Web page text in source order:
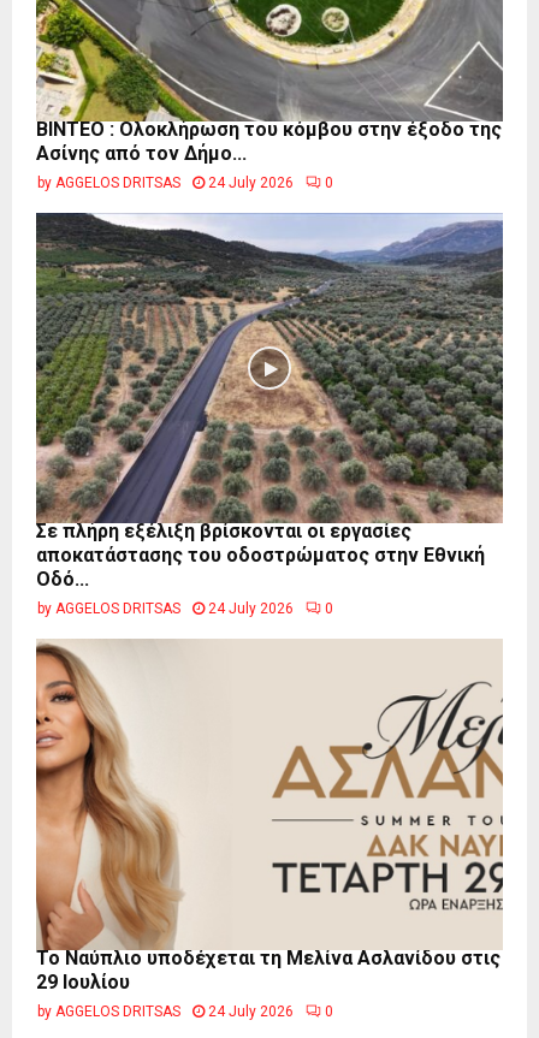
ΒΙΝΤΕΟ : Ολοκλήρωση του κόμβου στην έξοδο της
Ασίνης από τον Δήμο...
by AGGELOS DRITSAS 24 July 2026 0
Σε πλήρη εξέλιξη βρίσκονται οι εργασίες
αποκατάστασης του οδοστρώματος στην Εθνική
Οδό...
by AGGELOS DRITSAS 24 July 2026 0
Το Ναύπλιο υποδέχεται τη Μελίνα Ασλανίδου στις
29 Ιουλίου
by AGGELOS DRITSAS 24 July 2026 0